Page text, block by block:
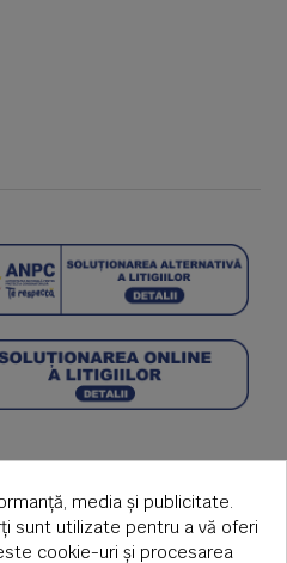
media și publicitate.
sunt utilizate pentru a vă oferi
cookie-uri și procesarea